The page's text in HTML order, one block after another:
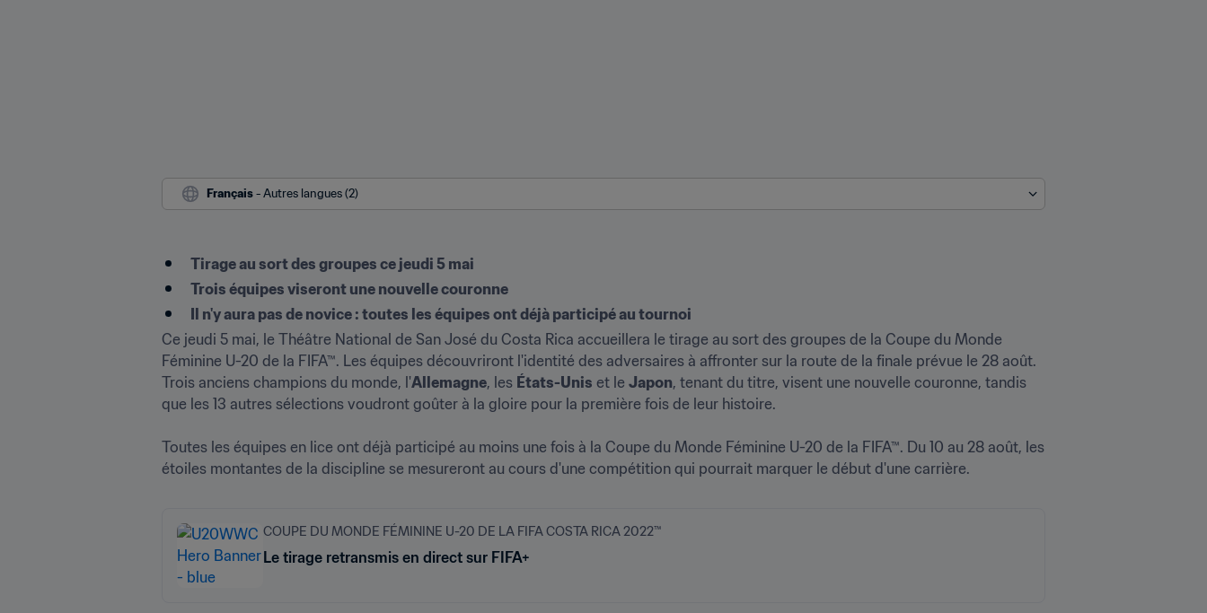
Français - Autres langues (2)
Tirage au sort des groupes ce jeudi 5 mai
Trois équipes viseront une nouvelle couronne
Il n'y aura pas de novice : toutes les équipes ont déjà participé au tournoi
Ce jeudi 5 mai, le Théâtre National de San José du Costa Rica accueillera le tirage au sort des groupes de la Coupe du Monde
Féminine U-20 de la FIFA™. Les équipes découvriront l'identité des adversaires à affronter sur la route de la finale prévue le 28 août.
Trois anciens champions du monde, l'Allemagne, les États-Unis et le Japon, tenant du titre, visent une nouvelle couronne, tandis
que les 13 autres sélections voudront goûter à la gloire pour la première fois de leur histoire.
Toutes les équipes en lice ont déjà participé au moins une fois à la Coupe du Monde Féminine U-20 de la FIFA™. Du 10 au 28 août, les
étoiles montantes de la discipline se mesureront au cours d'une compétition qui pourrait marquer le début d'une carrière.
COUPE DU MONDE FÉMININE U-20 DE LA FIFA COSTA RICA 2022™
Le tirage retransmis en direct sur FIFA+